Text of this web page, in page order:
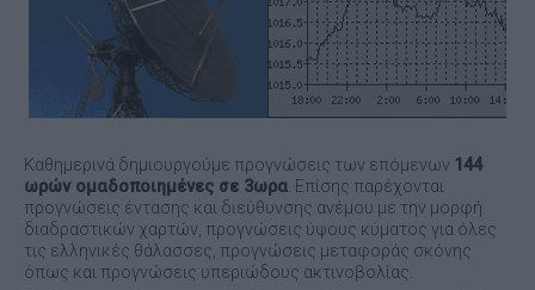
Καθημερινά δημιουργούμε προγνώσεις των επόμενων 144
ωρών ομαδοποιημένες σε 3ωρα. Επίσης παρέχονται
προγνώσεις έντασης και διεύθυνσης ανέμου με την μορφή
διαδραστικών χαρτών, προγνώσεις ύψους κύματος για όλες
τις ελληνικές θάλασσες, προγνώσεις μεταφοράς σκόνης
όπως και προγνώσεις υπεριώδους ακτινοβολίας.